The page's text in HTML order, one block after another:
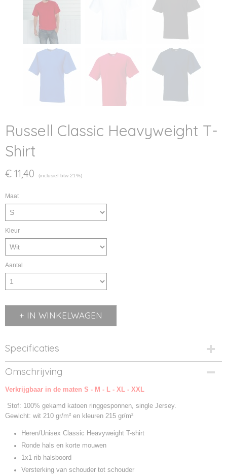
Russell Classic Heavyweight T-
Shirt
€ 11,40 (inclusief btw 21%)
Maat
Kleur
Aantal
IN WINKELWAGEN
Specificaties
Productcode
9215M-WIT
Productcode leverancier
Omschrijving
Verkrijgbaar in de maten S - M - L - XL - XXL
Stof: 100% gekamd katoen ringgesponnen, single Jersey.
Gewicht: wit 210 gr/m² en kleuren 215 gr/m²
Heren/Unisex Classic Heavyweight T-shirt
Ronde hals en korte mouwen
1x1 rib halsboord
Versterking van schouder tot schouder